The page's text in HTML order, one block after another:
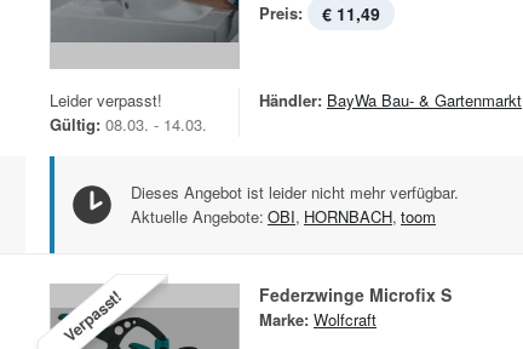
Preis: € 11,49
Leider verpasst!
Gültig: 08.03. - 14.03.
Händler: BayWa Bau- & Gartenmarkt
Dieses Angebot ist leider nicht mehr verfügbar.
Aktuelle Angebote: OBI, HORNBACH, toom
Verpasst! Federzwinge Microfix S
Marke: Wolfcraft